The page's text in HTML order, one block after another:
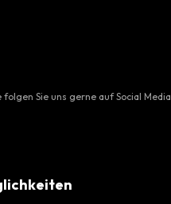
Sie uns gerne auf Social Media